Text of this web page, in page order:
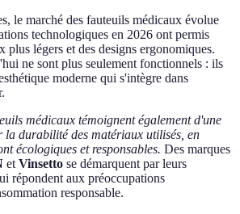
le marché des fauteuils médicaux évolue
technologiques en 2026 ont permis
plus légers et des designs ergonomiques.
ne sont plus seulement fonctionnels : ils
moderne qui s'intègre dans
médicaux témoignent également d'une
la durabilité des matériaux utilisés, en
écologiques et responsables. Des marques
et Vinsetto se démarquent par leurs
répondent aux préoccupations
responsable.